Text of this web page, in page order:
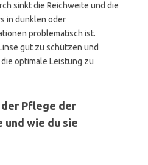
sinkt die Reichweite und die
in dunklen oder
problematisch ist.
gut zu schützen und
optimale Leistung zu
Pflege der
und wie du sie